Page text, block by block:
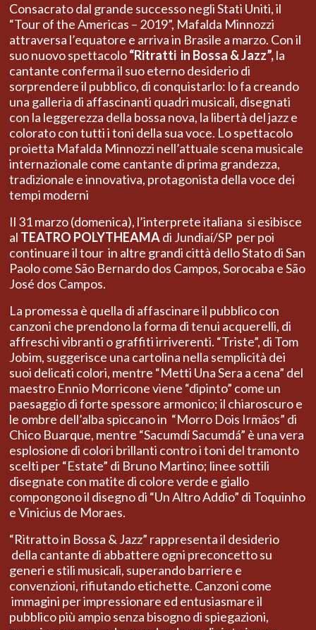
Consacrato dal grande successo negli Stati Uniti, il
“Tour of the Americas – 2019”, Mafalda Minnozzi
attraversa l’equatore e arriva in Brasile a marzo. Con il
suo nuovo spettacolo“Ritratti in Bossa & Jazz”,la
cantante conferma il suo eterno desiderio di
sorprendere il pubblico, di conquistarlo: lo fa creando
una galleria di affascinanti quadri musicali, disegnati
con la leggerezza della bossa nova, la libertà del jazz e
colorato con tutti i toni della sua voce. Lo spettacolo
proietta Mafalda Minnozzi nell’attuale scena musicale
internazionale come cantante di prima grandezza,
tradizionale e innovativa, protagonista della voce dei
tempi moderni
Il 31 marzo (domenica), l’interprete italiana si esibisce
al TEATRO POLYTHEAMAdi Jundiaí/SP per poi
continuare il tour in altre grandi città dello Stato di San
Paolo come São Bernardo dos Campos, Sorocaba e São
José dos Campos.
La promessa è quella di affascinare il pubblico con
canzoni che prendono la forma di tenui acquerelli, di
affreschi vibranti o graffiti irriverenti. “Triste”, di Tom
Jobim, suggerisce una cartolina nella semplicità dei
suoi delicati colori, mentre “Metti Una Sera a cena” del
maestro Ennio Morricone viene “dipinto” come un
paesaggio di forte spessore armonico; il chiaroscuro e
le ombre dell’alba spiccano in “Morro Dois Irmãos” di
Chico Buarque, mentre “Sacumdí Sacumdá” è una vera
esplosione di colori brillanti contro i toni del tramonto
scelti per “Estate” di Bruno Martino; linee sottili
disegnate con matite di colore verde e giallo
compongono il disegno di “Un Altro Addio” di Toquinho
e Vinicius de Moraes.
“Ritratto in Bossa & Jazz” rappresenta il desiderio
della cantante di abbattere ogni preconcetto su
generi e stili musicali, superando barriere e
convenzioni, rifiutando etichette. Canzoni come
immagini per impressionare ed entusiasmare il
pubblico più ampio senza bisogno di spiegazioni,